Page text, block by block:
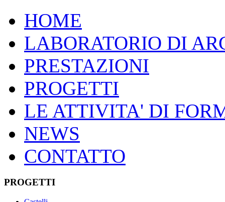
HOME
LABORATORIO DI
PRESTAZIONI
PROGETTI
LE ATTIVITA' DI
NEWS
CONTATTO
PROGETTI